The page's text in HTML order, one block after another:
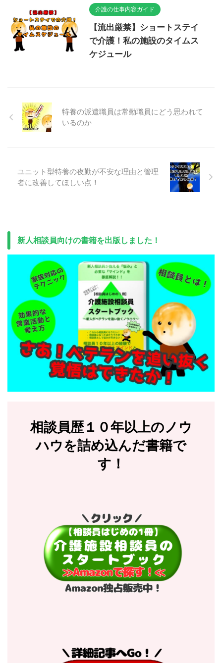
介護の仕事内容ガイド
【流出厳禁】ショートステイ
で介護！私の施設のタイムス
ケジュール
特養の派遣職員は常勤職員にどう思われて
いるのか
ユニット型特養の夜勤が不安な理由と管理
者に改善してほしい点！
新人相談員向けの書籍を出版しました！
相談員歴１０年以上のノウ
ハウを詰め込んだ書籍で
す！